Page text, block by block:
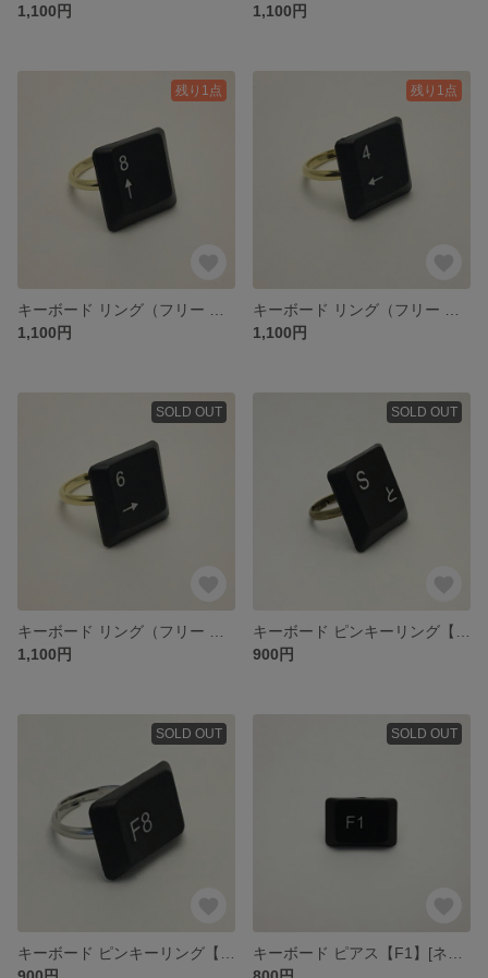
1,100円
1,100円
残り1点
1,100円
残り1点
1,100円
SOLD OUT
1,100円
SOLD OUT
900円
SOLD OUT SOLD OUT